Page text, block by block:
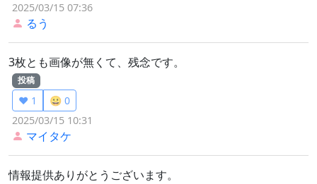
2025/03/15 07:36
るう
3枚とも画像が無くて、残念です。
投稿
❤️ 1
😀 0
2025/03/15 10:31
マイタケ
情報提供ありがとうございます。